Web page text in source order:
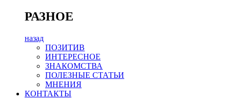
РАЗНОЕ
назад
ПОЗИТИВ
ИНТЕРЕСНОЕ
ЗНАКОМСТВА
ПОЛЕЗНЫЕ СТАТЬИ
МНЕНИЯ
КОНТАКТЫ